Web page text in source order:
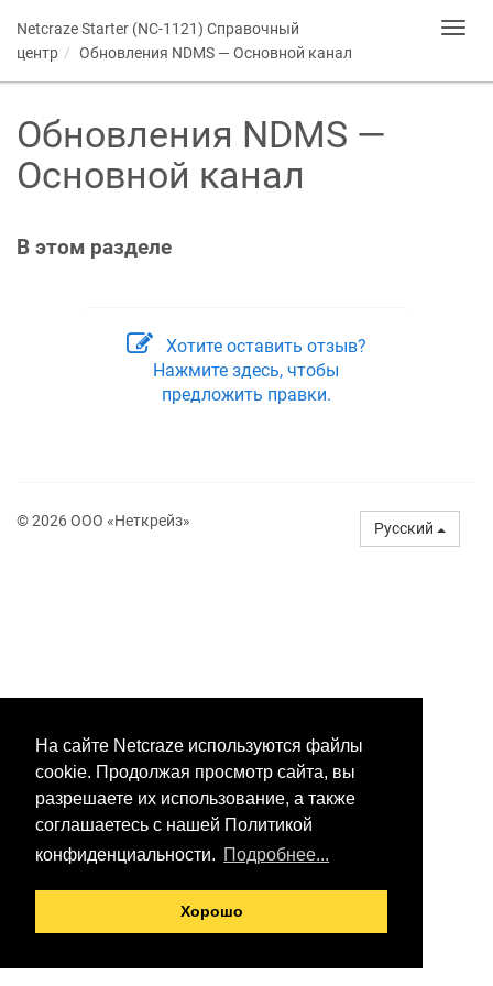
На сайте Netcraze используются файлы
cookie. Продолжая просмотр сайта, вы
разрешаете их использование, а также
соглашаетесь с нашей Политикой
конфиденциальности. Подробнее...
Хорошо
Netcraze Starter (NC-­1121) Справочный
центр
Обновления NDMS — Основной канал
Обновления NDMS —
Основной канал
В этом разделе
Хотите оставить отзыв?
Нажмите здесь, чтобы
предложить правки.
© 2026 ООО «Неткрейз» Русский